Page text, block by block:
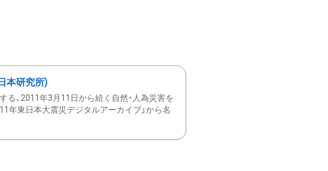
本研究所)
る、2011年3月11日から続く自然・人為災害を
年東日本大震災デジタルアーカイブ」から名